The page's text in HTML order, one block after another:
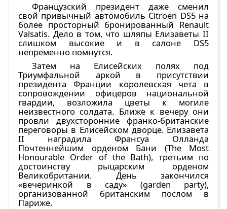
Французский президент даже сменил
свой привычный автомобиль Citroën DS5 на
более просторный бронированный Renault
Valsatis. Дело в том, что шляпы Елизаветы II
слишком высокие и в салоне DS5
непременно помнутся.
Затем на Елисейских полях под
Триумфальной аркой в присутствии
президента Франции королевская чета в
сопровождении офицеров национальной
гвардии, возложила цветы к могиле
неизвестного солдата. Ближе к вечеру они
провли двухсторонние франко-британские
переговоры в Елисейском дворце. Елизавета
II наградила Франсуа Олланда
Почтеннейшим орденом Бани (The Most
Honourable Order of the Bath), третьим по
достоинству рыцарским орденом
Великобритании. День закончился
«вечеринкой в саду» (garden party),
организованной британским послом в
Париже.